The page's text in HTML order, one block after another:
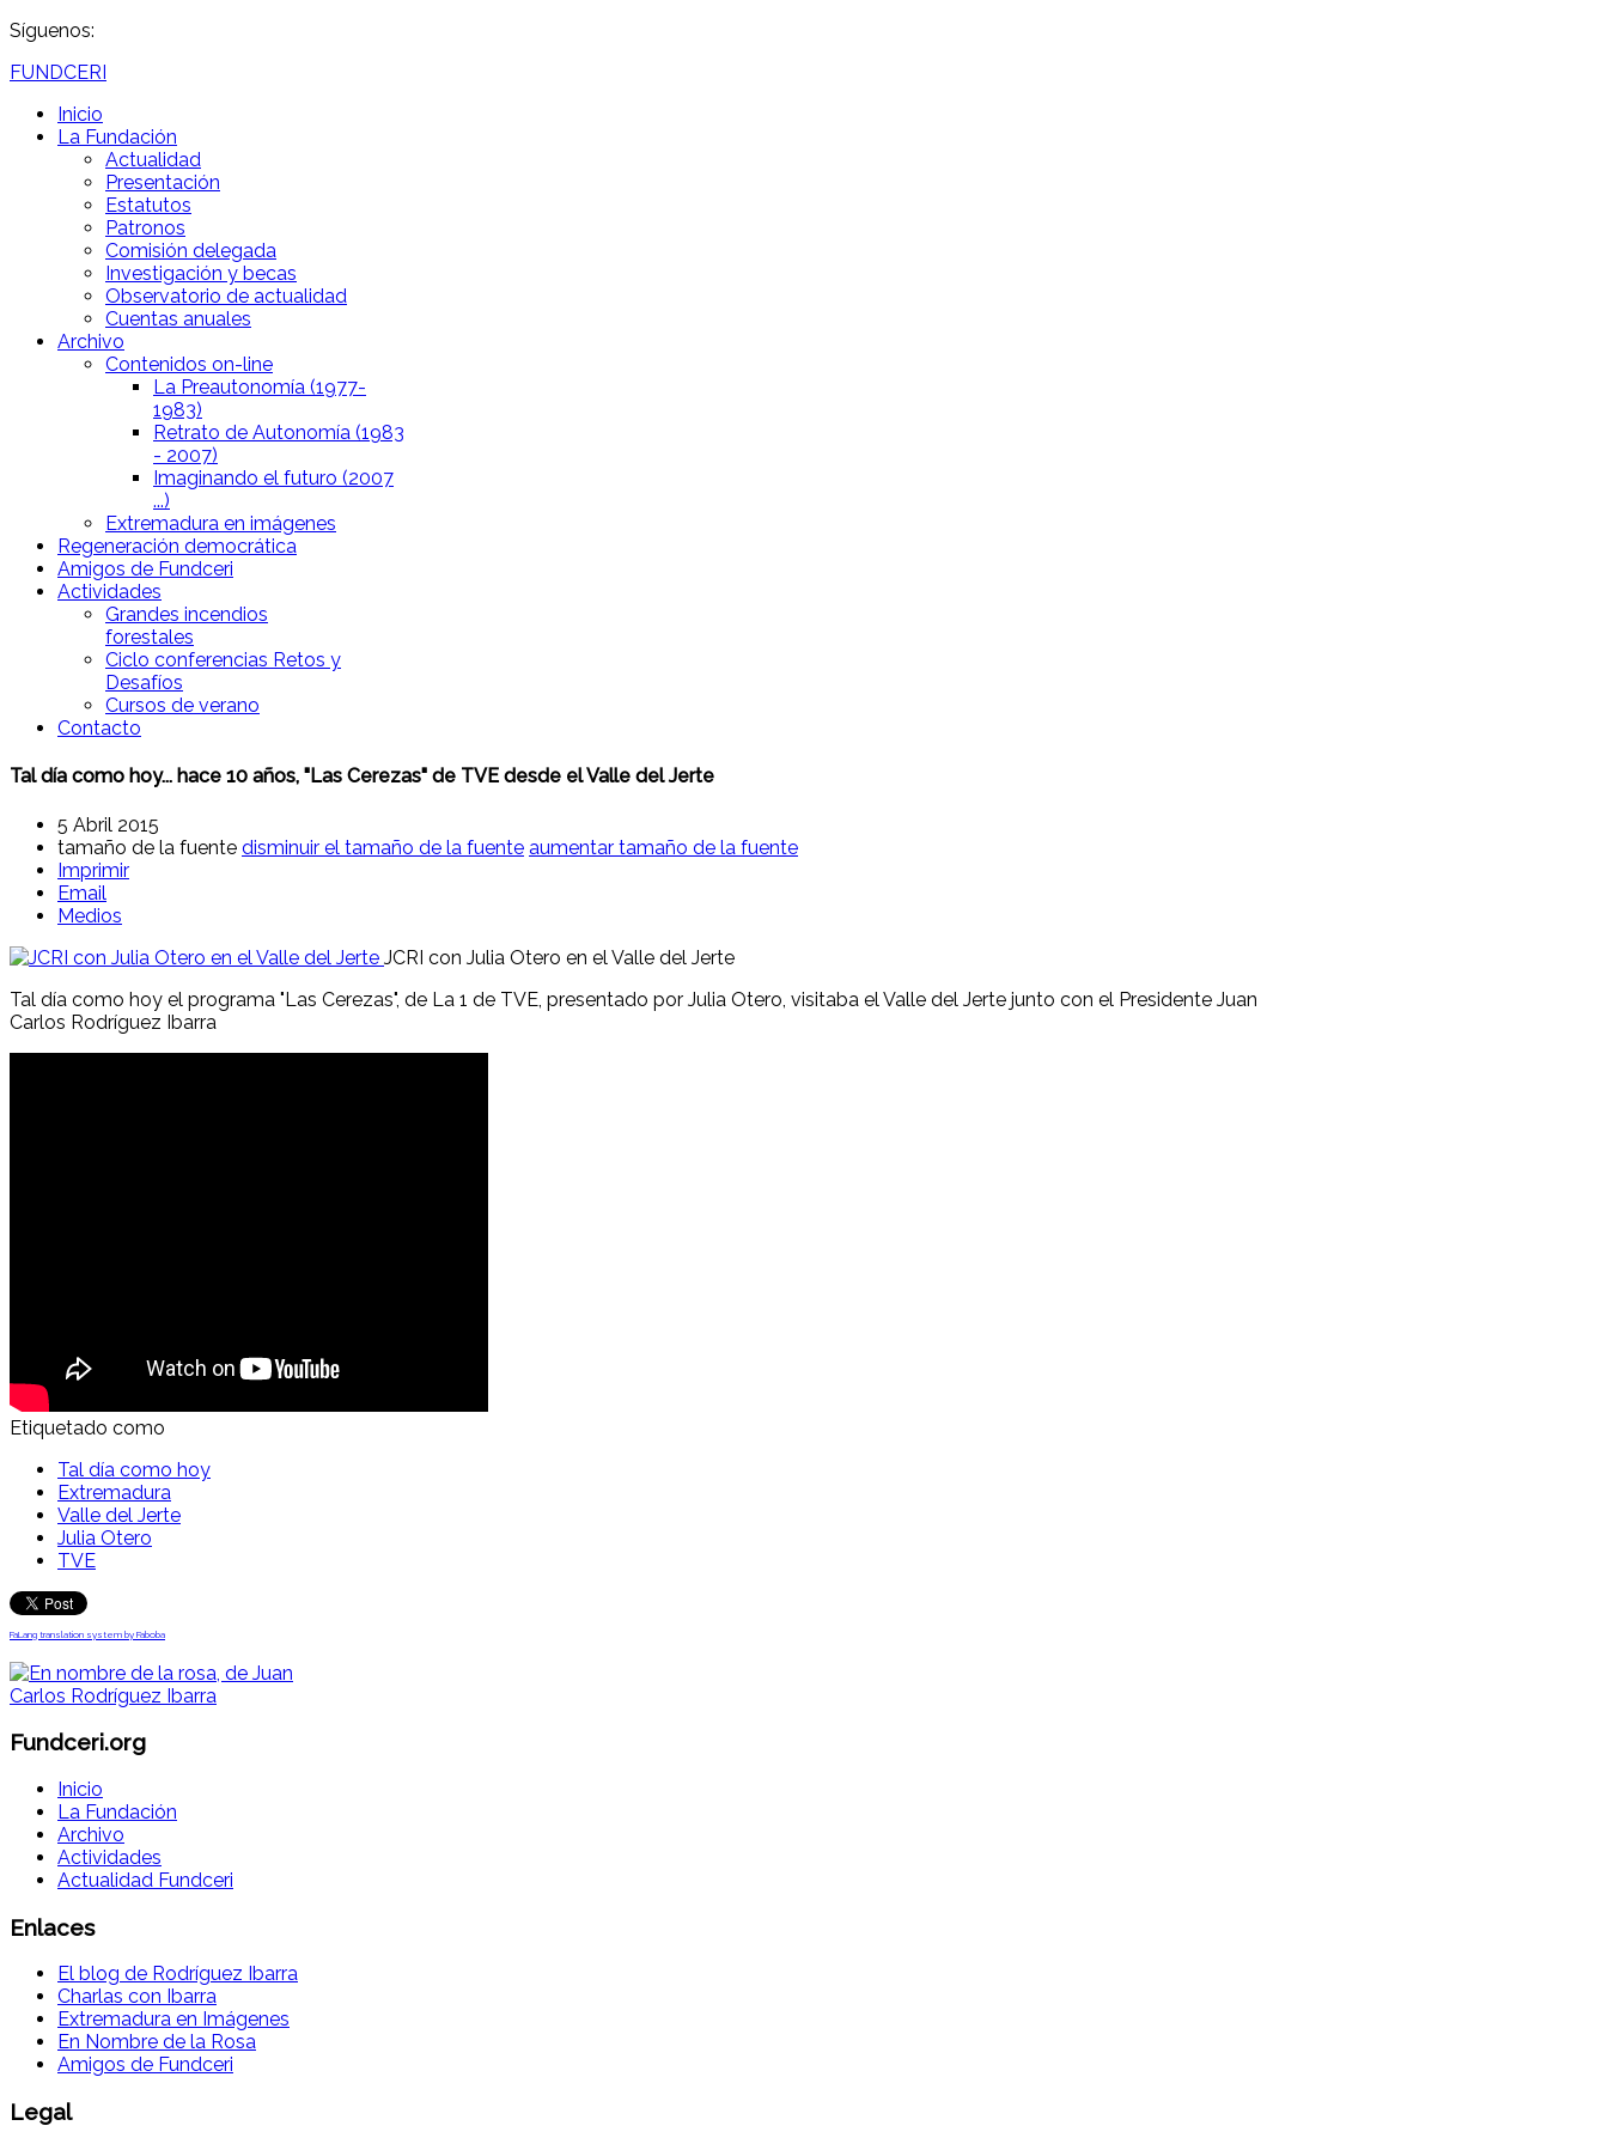
Síguenos:
FUNDCERI
Inicio
La Fundación
Actualidad
Presentación
Estatutos
Patronos
Comisión delegada
Investigación y becas
Observatorio de actualidad
Cuentas anuales
Archivo
Contenidos on-line
La Preautonomía (1977-
1983)
Retrato de Autonomía (1983
- 2007)
Imaginando el futuro (2007
...)
Extremadura en imágenes
Regeneración democrática
Amigos de Fundceri
Actividades
Grandes incendios
forestales
Ciclo conferencias Retos y
Desafíos
Cursos de verano
Contacto
Tal día como hoy... hace 10 años, "Las Cerezas" de TVE desde el Valle del Jerte
5 Abril 2015
tamaño de la fuente disminuir el tamaño de la fuente aumentar tamaño de la fuente
Imprimir
Email
Medios
JCRI con Julia Otero en el Valle del Jerte
Tal día como hoy el programa "Las Cerezas", de La 1 de TVE, presentado por Julia Otero, visitaba el Valle del Jerte junto con el Presidente Juan
Carlos Rodríguez Ibarra
Etiquetado como
Tal día como hoy
Extremadura
Valle del Jerte
Julia Otero
TVE
FaLang translation system by Faboba
Fundceri.org
Inicio
La Fundación
Archivo
Actividades
Actualidad Fundceri
Enlaces
El blog de Rodríguez Ibarra
Charlas con Ibarra
Extremadura en Imágenes
En Nombre de la Rosa
Amigos de Fundceri
Legal